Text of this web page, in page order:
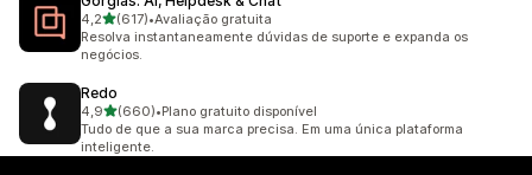
4,2de 5 estrelas
(617)
617 avaliações ao todo
•Avaliação gratuita
Resolva instantaneamente dúvidas de suporte e expanda os
negócios.
Redo
4,9de 5 estrelas
(660)
660 avaliações ao todo
•Plano gratuito disponível
Tudo de que a sua marca precisa. Em uma única plataforma
inteligente.